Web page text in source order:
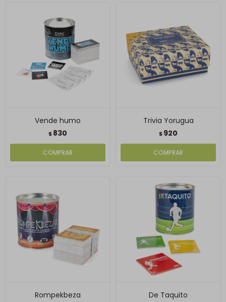
Vende humo
$830
Trivia Yorugua
$920
Rompekbeza De Taquito